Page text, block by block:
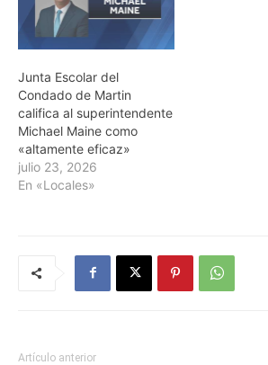
Junta Escolar del
Condado de Martin
califica al superintendente
Michael Maine como
«altamente eficaz»
julio 23, 2026
En «Locales»
Artículo anterior